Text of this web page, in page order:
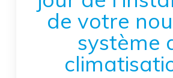
de votre
système